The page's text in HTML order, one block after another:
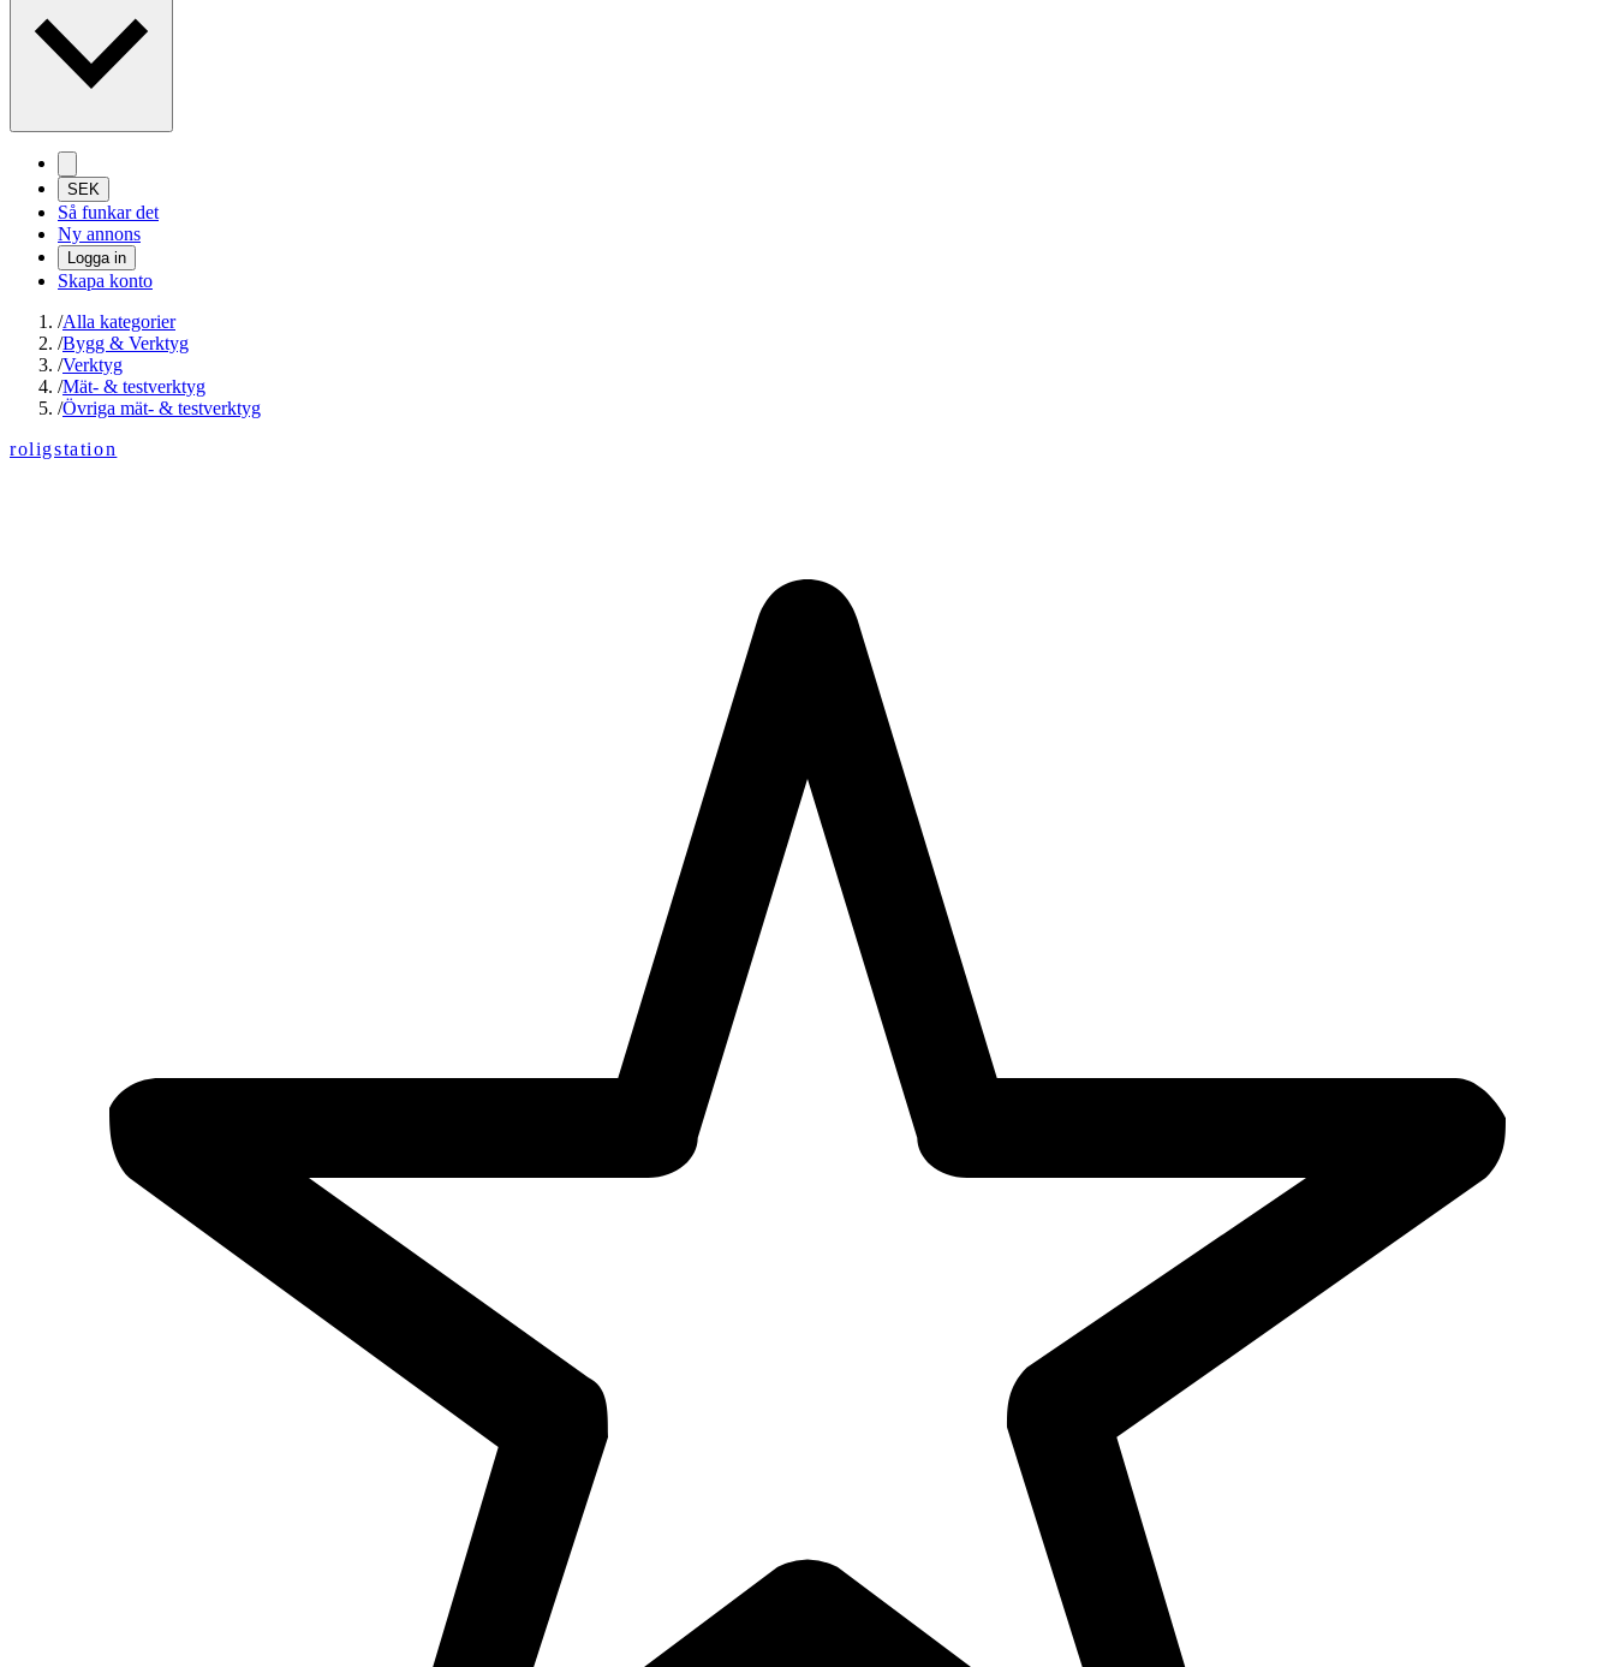
SEK
Så funkar det
Ny annons
Logga in
Skapa konto
/Alla kategorier
/Bygg & Verktyg
/Verktyg
/Mät- & testverktyg
/Övriga mät- & testverktyg
roligstation